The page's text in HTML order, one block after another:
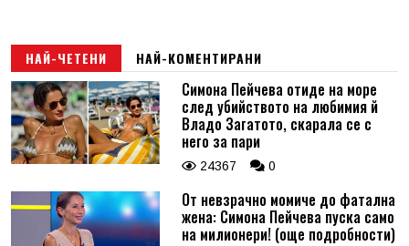
НАЙ-ЧЕТЕНИ НАЙ-КОМЕНТИРАНИ
Симона Пейчева отиде на море
след убийството на любимия й
Владо Загатото, скарала се с
него за пари
24367 0
От невзрачно момиче до фатална
жена: Симона Пейчева пуска само
на милионери! (още подробности)